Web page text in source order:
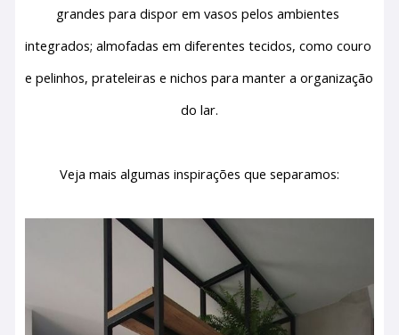
grandes para dispor em vasos pelos ambientes
integrados; almofadas em diferentes tecidos, como couro
e pelinhos, prateleiras e nichos para manter a organização
do lar.
Veja mais algumas inspirações que separamos: